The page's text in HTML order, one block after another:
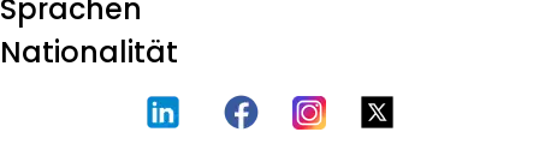
Sprachen
Nationalität